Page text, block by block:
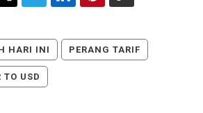
HARI INI PERANG TARIF
TO USD